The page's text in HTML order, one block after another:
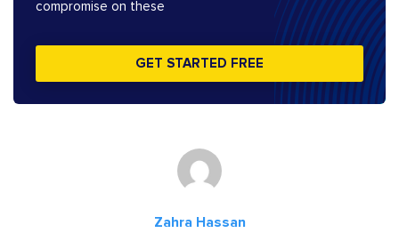
compromise on these
GET STARTED FREE
Zahra Hassan